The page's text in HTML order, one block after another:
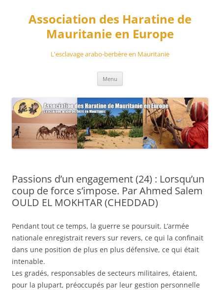
contenuAssociation des Haratine de
Mauritanie en Europe
L'esclavage arabo-berbère en Mauritanie
Menu
Passions d’un engagement (24) : Lorsqu’un
coup de force s’impose. Par Ahmed Salem
OULD EL MOKHTAR (CHEDDAD)
Pendant tout ce temps, la guerre se poursuit. L’armée
nationale enregistrait revers sur revers, ce qui la confinait
dans une position de plus en plus défensive, ce qui était
intenable.
Les gradés, responsables de secteurs militaires, étaient,
pour la plupart, préoccupés par leur gestion personnelle